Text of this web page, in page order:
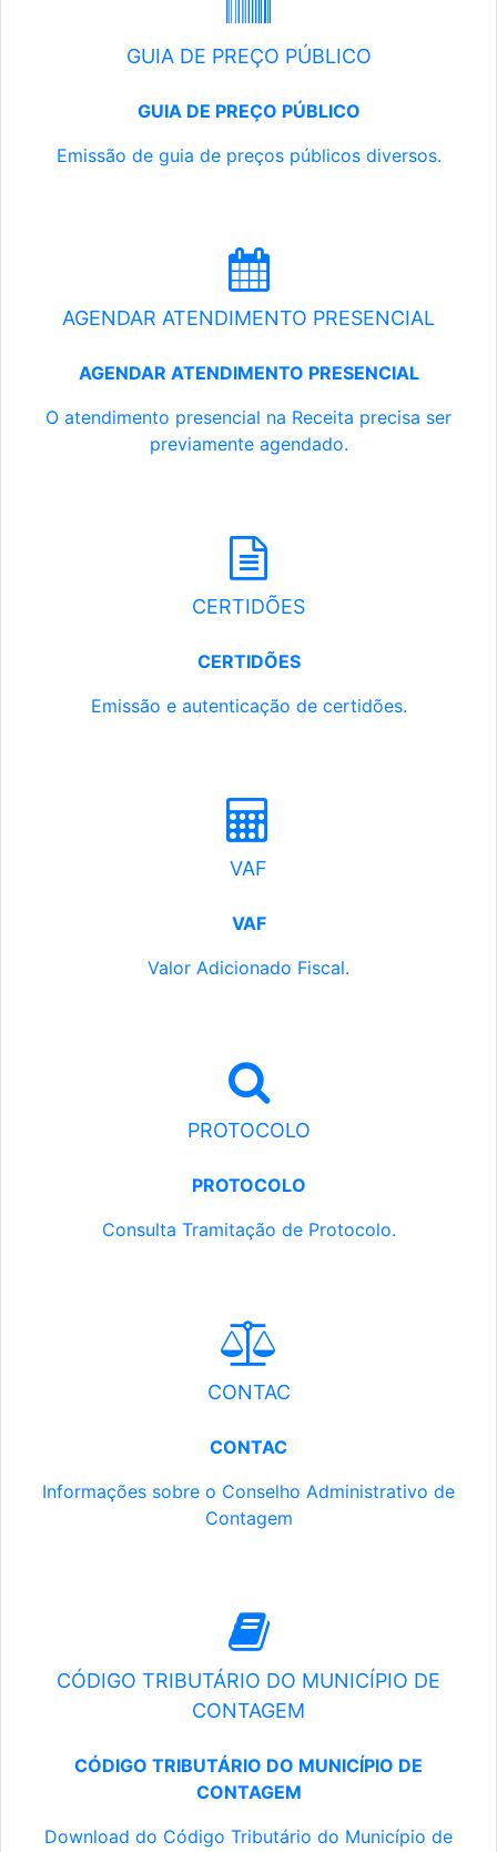
GUIA DE PREÇO PÚBLICO
GUIA DE PREÇO PÚBLICO
Emissão de guia de preços públicos diversos.
AGENDAR ATENDIMENTO PRESENCIAL
AGENDAR ATENDIMENTO PRESENCIAL
O atendimento presencial na Receita precisa ser
previamente agendado.
CERTIDÕES
CERTIDÕES
Emissão e autenticação de certidões.
VAF
VAF
Valor Adicionado Fiscal.
PROTOCOLO
PROTOCOLO
Consulta Tramitação de Protocolo.
CONTAC
CONTAC
Informações sobre o Conselho Administrativo de
Contagem
CÓDIGO TRIBUTÁRIO DO MUNICÍPIO DE
CONTAGEM
CÓDIGO TRIBUTÁRIO DO MUNICÍPIO DE
CONTAGEM
Download do Código Tributário do Município de